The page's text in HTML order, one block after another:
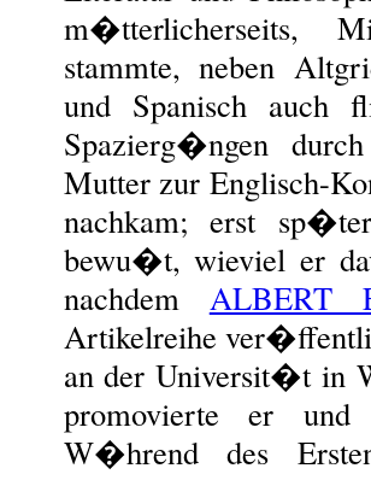
m�tterlicherseits,
stammte, neben
und Spanisch auch
Spazierg�ngen
Mutter zur Englisch-
nachkam; erst
bewu�t, wieviel er
nachdem ALBERT
Artikelreihe
an der Universit�t in
promovierte er
W�hrend des